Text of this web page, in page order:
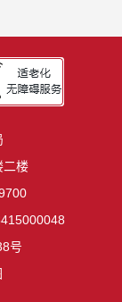
二楼
号